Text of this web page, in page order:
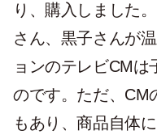
り、購入しました
さん、黒子さんが
ョンのテレビCMは
のです。ただ、CM
もあり、商品自体